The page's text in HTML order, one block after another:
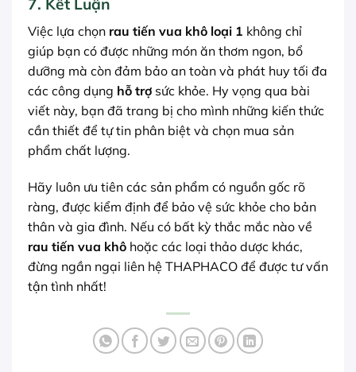
7. Kết Luận
Việc lựa chọn rau tiến vua khô loại 1 không chỉ
giúp bạn có được những món ăn thơm ngon, bổ
dưỡng mà còn đảm bảo an toàn và phát huy tối đa
các công dụng hỗ trợ sức khỏe. Hy vọng qua bài
viết này, bạn đã trang bị cho mình những kiến thức
cần thiết để tự tin phân biệt và chọn mua sản
phẩm chất lượng.
Hãy luôn ưu tiên các sản phẩm có nguồn gốc rõ
ràng, được kiểm định để bảo vệ sức khỏe cho bản
thân và gia đình. Nếu có bất kỳ thắc mắc nào về
rau tiến vua khô hoặc các loại thảo dược khác,
đừng ngần ngại liên hệ THAPHACO để được tư vấn
tận tình nhất!